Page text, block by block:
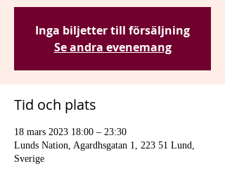
Inga biljetter till försäljning
Se andra evenemang
Tid och plats
18 mars 2023 18:00 – 23:30
Lunds Nation, Agardhsgatan 1, 223 51 Lund,
Sverige